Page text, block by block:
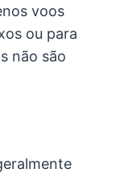
voos
ou para
não são